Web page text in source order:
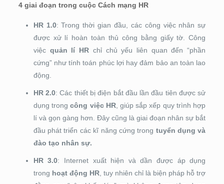
4 giai đoạn trong cuộc Cách mạng HR
HR 1.0: Trong thời gian đầu, các công việc nhân sự
được xử lí hoàn toàn thủ công bằng giấy tờ. Công
việc quản lí HR chỉ chủ yếu liên quan đến “phần
cứng” như tính toán phúc lợi hay đảm bảo an toàn lao
động.
HR 2.0: Các thiết bị điện bắt đầu lần đầu tiên được sử
dụng trongcông việc HR, giúp sắp xếp quy trình hợp
lí và gọn gàng hơn. Đây cũng là giai đoạn nhân sự bắt
đầu phát triển các kĩ năng cứng trong tuyển dụng và
đào tạo nhân sự.
HR 3.0: Internet xuất hiện và dần được áp dụng
trong hoạt động HR, tuy nhiên chỉ là biện pháp hỗ trợ